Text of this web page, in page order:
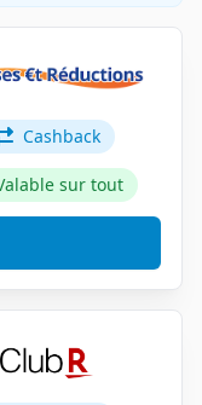
Cashback
sur tout